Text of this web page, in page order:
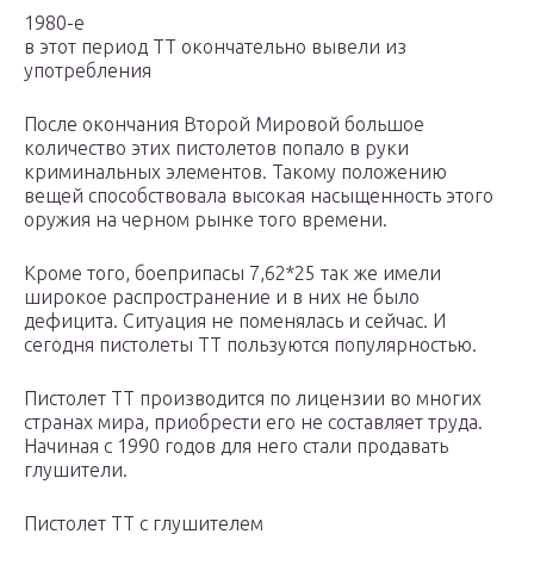
1980-е
в этот период ТТ окончательно вывели из
употребления
После окончания Второй Мировой большое
количество этих пистолетов попало в руки
криминальных элементов. Такому положению
вещей способствовала высокая насыщенность этого
оружия на черном рынке того времени.
Кроме того, боеприпасы 7,62*25 так же имели
широкое распространение и в них не было
дефицита. Ситуация не поменялась и сейчас. И
сегодня пистолеты ТТ пользуются популярностью.
Пистолет ТТ производится по лицензии во многих
странах мира, приобрести его не составляет труда.
Начиная с 1990 годов для него стали продавать
глушители.
Пистолет ТТ с глушителем